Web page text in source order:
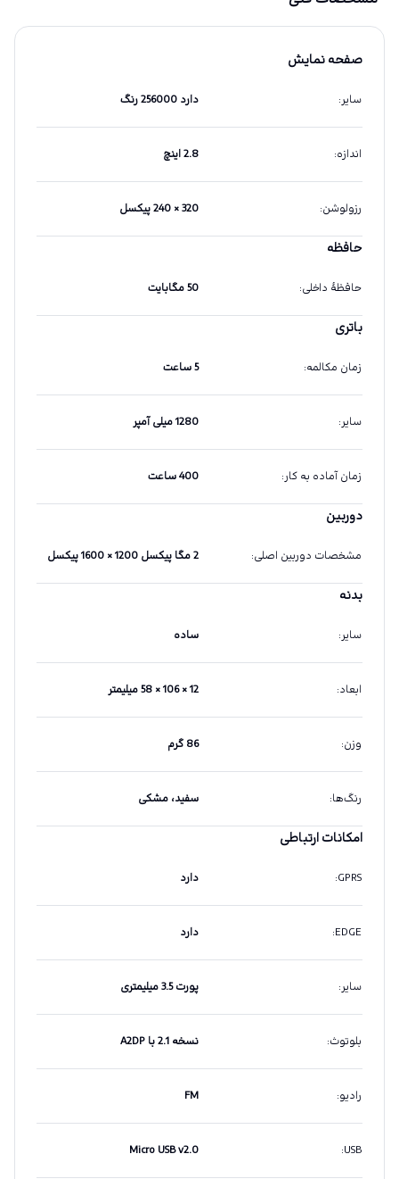
صفحه نمایش
سایر: دارد 256000 رنگ
اندازه: 2.8 اینچ
رزولوشن: 320 × 240 پیکسل
حافظه
حافظهٔ داخلی: 50 مگابایت
باتری
زمان مکالمه: 5 ساعت
سایر: 1280 میلی آمپر
زمان آماده به کار: 400 ساعت
دوربین
مشخصات دوربین اصلی: 2 مگا پیکسل 1200 × 1600 پیکسل
بدنه
سایر: ساده
ابعاد: 12 × 106 × 58 میلیمتر
وزن: 86 گرم
رنگ‌ها: سفید، مشکی
امکانات ارتباطی
GPRS
: دارد
EDGE
: دارد
سایر: پورت 3.5 میلیمتری
بلوتوث: نسخه 2.1 با A2DP
رادیو:
FM
USB
:
Micro USB v2.0